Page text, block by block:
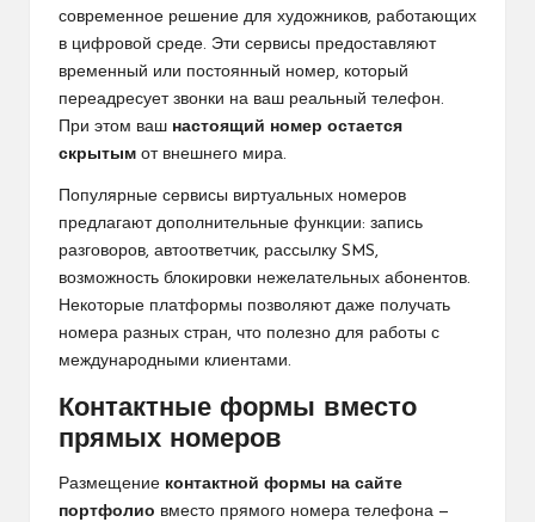
современное решение для художников, работающих
в цифровой среде. Эти сервисы предоставляют
временный или постоянный номер, который
переадресует звонки на ваш реальный телефон.
При этом ваш настоящий номер остается
скрытым от внешнего мира.
Популярные сервисы виртуальных номеров
предлагают дополнительные функции: запись
разговоров, автоответчик, рассылку SMS,
возможность блокировки нежелательных абонентов.
Некоторые платформы позволяют даже получать
номера разных стран, что полезно для работы с
международными клиентами.
Контактные формы вместо
прямых номеров
Размещение контактной формы на сайте
портфолио вместо прямого номера телефона —